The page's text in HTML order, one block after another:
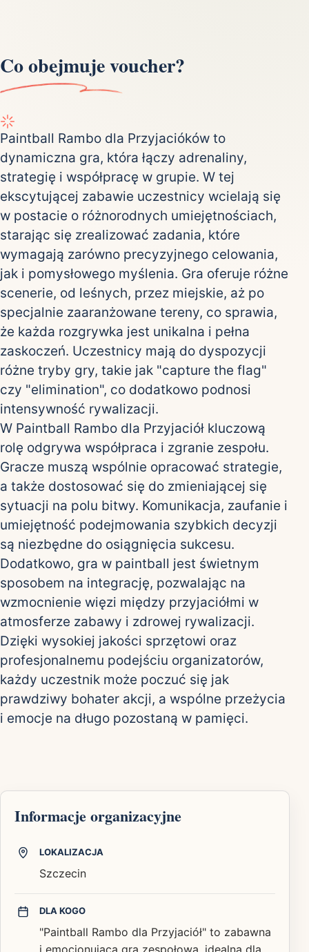
Co obejmuje voucher?
Paintball Rambo dla Przyjacióków to
dynamiczna gra, która łączy adrenaliny,
strategię i współpracę w grupie. W tej
ekscytującej zabawie uczestnicy wcielają się
w postacie o różnorodnych umiejętnościach,
starając się zrealizować zadania, które
wymagają zarówno precyzyjnego celowania,
jak i pomysłowego myślenia. Gra oferuje różne
scenerie, od leśnych, przez miejskie, aż po
specjalnie zaaranżowane tereny, co sprawia,
że każda rozgrywka jest unikalna i pełna
zaskoczeń. Uczestnicy mają do dyspozycji
różne tryby gry, takie jak "capture the flag"
czy "elimination", co dodatkowo podnosi
intensywność rywalizacji.
W Paintball Rambo dla Przyjaciół kluczową
rolę odgrywa współpraca i zgranie zespołu.
Gracze muszą wspólnie opracować strategie,
a także dostosować się do zmieniającej się
sytuacji na polu bitwy. Komunikacja, zaufanie i
umiejętność podejmowania szybkich decyzji
są niezbędne do osiągnięcia sukcesu.
Dodatkowo, gra w paintball jest świetnym
sposobem na integrację, pozwalając na
wzmocnienie więzi między przyjaciółmi w
atmosferze zabawy i zdrowej rywalizacji.
Dzięki wysokiej jakości sprzętowi oraz
profesjonalnemu podejściu organizatorów,
każdy uczestnik może poczuć się jak
prawdziwy bohater akcji, a wspólne przeżycia
i emocje na długo pozostaną w pamięci.
Informacje organizacyjne
LOKALIZACJA
Szczecin
DLA KOGO
"Paintball Rambo dla Przyjaciół" to zabawna
i emocjonująca gra zespołowa, idealna dla